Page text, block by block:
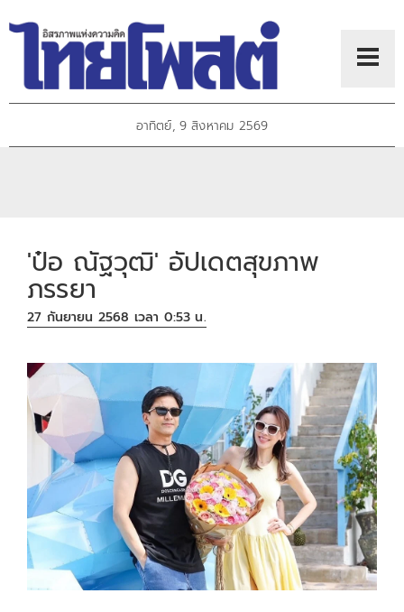
อาทิตย์, 9 สิงหาคม 2569
'ป๋อ ณัฐวุฒิ' อัปเดตสุขภาพ
ภรรยา
27 กันยายน 2568 เวลา 0:53 น.